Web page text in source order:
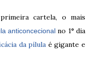
cartela, o mais
anticoncecional no 1° dia
da pílula é gigante e